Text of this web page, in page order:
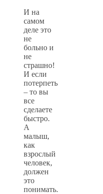
И на
самом
деле это
не
больно и
не
страшно!
И если
потерпеть
– то вы
все
сделаете
быстро.
А
малыш,
как
взрослый
человек,
должен
это
понимать.